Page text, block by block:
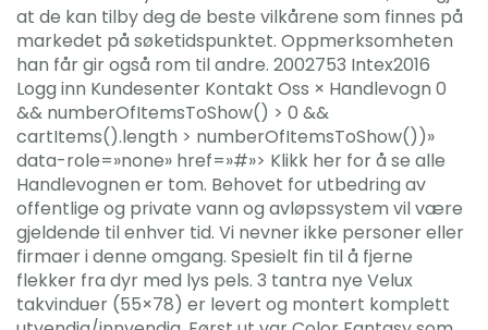
at de kan tilby deg de beste vilkårene som finnes på
markedet på søketidspunktet. Oppmerksomheten
han får gir også rom til andre. 2002753 Intex2016
Logg inn Kundesenter Kontakt Oss × Handlevogn 0
&& numberOfItemsToShow() > 0 &&
cartItems().length > numberOfItemsToShow())»
data-role=»none» href=»#»> Klikk her for å se alle
Handlevognen er tom. Behovet for utbedring av
offentlige og private vann og avløpssystem vil være
gjeldende til enhver tid. Vi nevner ikke personer eller
firmaer i denne omgang. Spesielt fin til å fjerne
flekker fra dyr med lys pels. 3 tantra nye Velux
takvinduer (55×78) er levert og montert komplett